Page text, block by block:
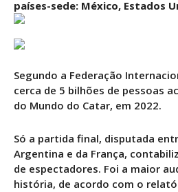
países-sede: México, Estados
Segundo a Federação
cerca de 5 bilhões de pessoas
do Mundo do Catar, em 2022.
Só a partida final, disputada
Argentina e da França,
de espectadores. Foi a maior
história, de acordo com o